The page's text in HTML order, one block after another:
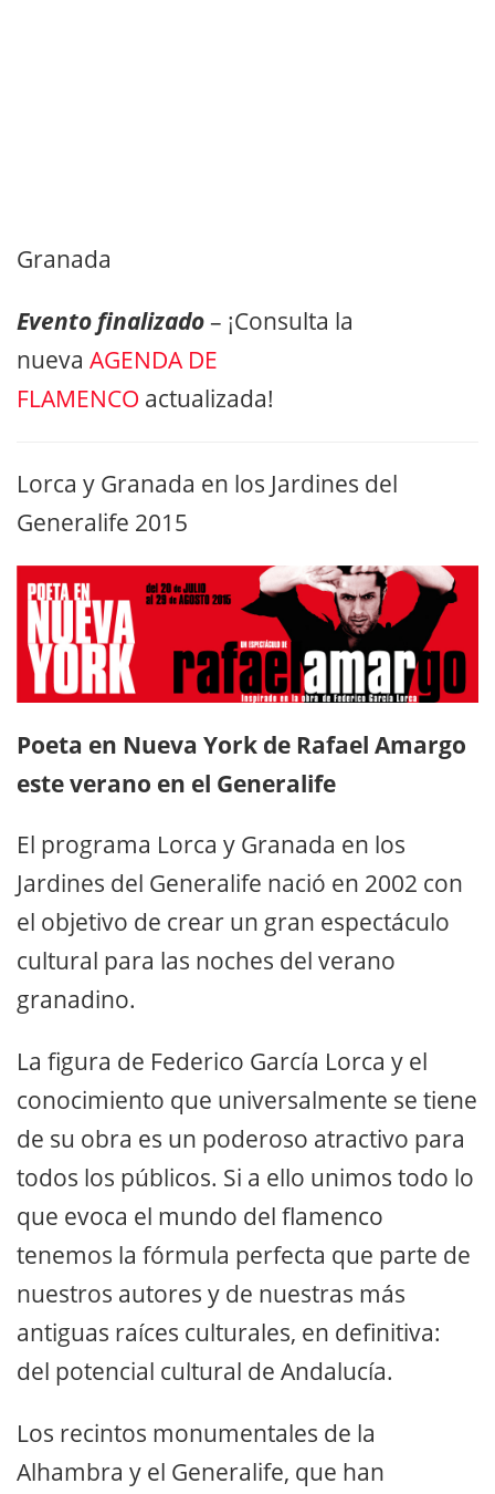
Granada
Evento finalizado– ¡Consulta la
nueva AGENDA DE
FLAMENCO actualizada!
Lorca y Granada en los Jardines del
Generalife 2015
Poeta en Nueva York de Rafael Amargo
este verano en el Generalife
El programa Lorca y Granada en los
Jardines del Generalife nació en 2002 con
el objetivo de crear un gran espectáculo
cultural para las noches del verano
granadino.
La figura de Federico García Lorca y el
conocimiento que universalmente se tiene
de su obra es un poderoso atractivo para
todos los públicos. Si a ello unimos todo lo
que evoca el mundo del flamenco
tenemos la fórmula perfecta que parte de
nuestros autores y de nuestras más
antiguas raíces culturales, en definitiva:
del potencial cultural de Andalucía.
Los recintos monumentales de la
Alhambra y el Generalife, que han